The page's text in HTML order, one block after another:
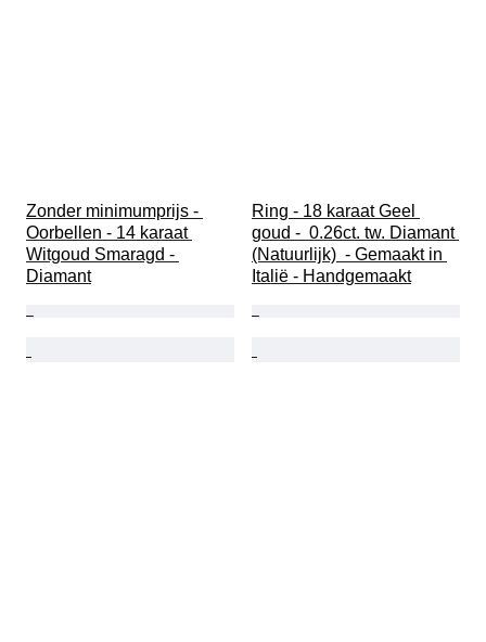
Zonder minimumprijs -
Oorbellen - 14 karaat
Witgoud Smaragd -
Diamant
Ring - 18 karaat Geel
goud -  0.26ct. tw. Diamant
(Natuurlijk)  - Gemaakt in
Italië - Handgemaakt